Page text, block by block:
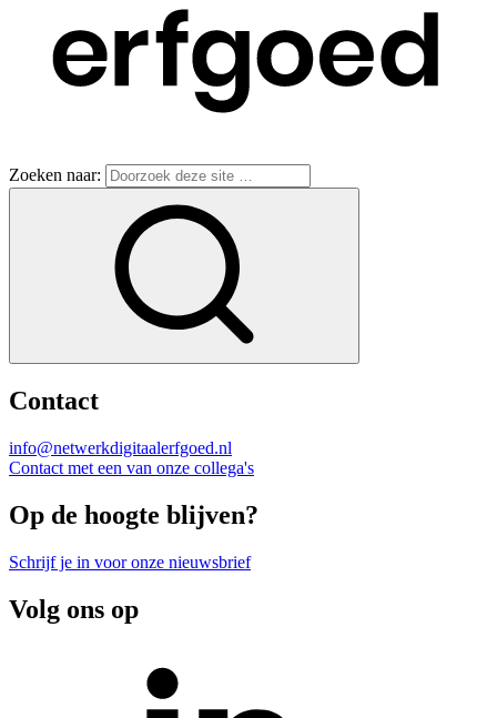
Zoeken naar:
Contact
info@netwerkdigitaalerfgoed.nl
Contact met een van onze collega's
Op de hoogte blijven?
Schrijf je in voor onze nieuwsbrief
Volg ons op